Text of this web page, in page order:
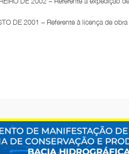
DE 2001 – Referente à licença de obra